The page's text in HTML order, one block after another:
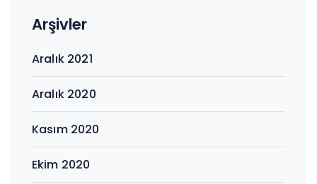
Arşivler
Aralık 2021
Aralık 2020
Kasım 2020
Ekim 2020